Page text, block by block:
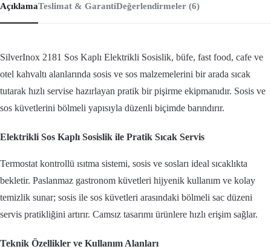
AçıklamaTeslimat & GarantiDeğerlendirmeler (6)
SilverInox 2181 Sos Kaplı Elektrikli Sosislik, büfe, fast food, cafe ve
otel kahvaltı alanlarında sosis ve sos malzemelerini bir arada sıcak
tutarak hızlı servise hazırlayan pratik bir pişirme ekipmanıdır. Sosis ve
sos küvetlerini bölmeli yapısıyla düzenli biçimde barındırır.
Elektrikli Sos Kaplı Sosislik ile Pratik Sıcak Servis
Termostat kontrollü ısıtma sistemi, sosis ve sosları ideal sıcaklıkta
bekletir. Paslanmaz gastronom küvetleri hijyenik kullanım ve kolay
temizlik sunar; sosis ile sos küvetleri arasındaki bölmeli sac düzeni
servis pratikliğini artırır. Camsız tasarımı ürünlere hızlı erişim sağlar.
Teknik Özellikler ve Kullanım Alanları